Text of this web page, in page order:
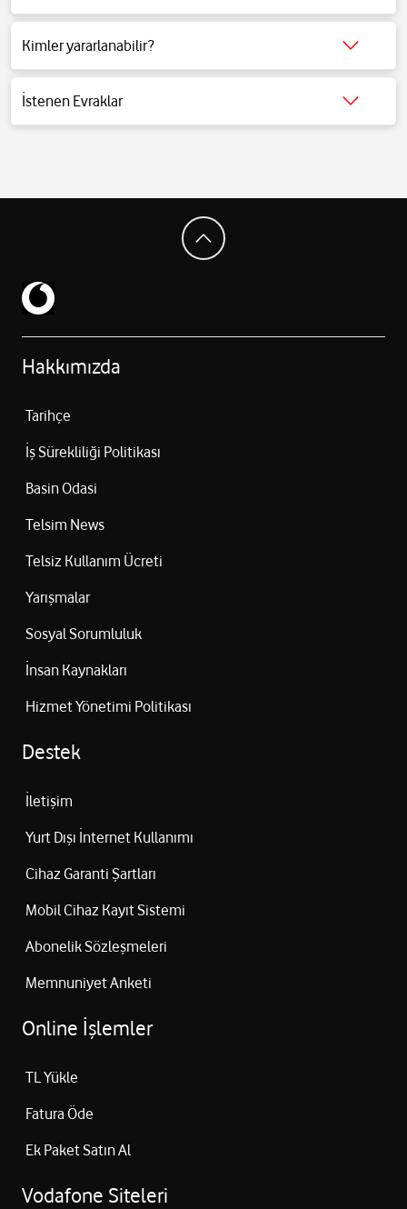
Detaylı bilgi içintıklayınız.
Kimler yararlanabilir?
Detaylı bilgi içintıklayınız.
İstenen Evraklar
Detaylı bilgi içintıklayınız.
Hakkımızda
Tarihçe
İş Sürekliliği Politikası
Basin Odasi
Telsim News
Telsiz Kullanım Ücreti
Yarışmalar
Sosyal Sorumluluk
İnsan Kaynakları
Hizmet Yönetimi Politikası
Destek
İletişim
Yurt Dışı İnternet Kullanımı
Cihaz Garanti Şartları
Mobil Cihaz Kayıt Sistemi
Abonelik Sözleşmeleri
Memnuniyet Anketi
Online İşlemler
TL Yükle
Fatura Öde
Ek Paket Satın Al
Vodafone Siteleri